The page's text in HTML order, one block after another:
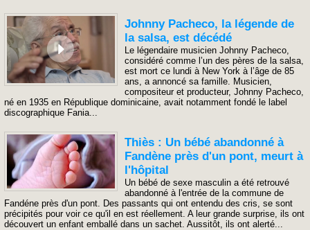
Johnny Pacheco, la légende de
la salsa, est décédé
Le légendaire musicien Johnny Pacheco,
considéré comme l’un des pères de la salsa,
est mort ce lundi à New York à l’âge de 85
ans, a annoncé sa famille. Musicien,
compositeur et producteur, Johnny Pacheco,
né en 1935 en République dominicaine, avait notamment fondé le label
discographique Fania...
Thiès : Un bébé abandonné à
Fandène près d'un pont, meurt à
l'hôpital
Un bébé de sexe masculin a été retrouvé
abandonné à l'entrée de la commune de
Fandéne près d'un pont. Des passants qui ont entendu des cris, se sont
précipités pour voir ce qu'il en est réellement. A leur grande surprise, ils ont
découvert un enfant emballé dans un sachet. Aussitôt, ils ont alerté...